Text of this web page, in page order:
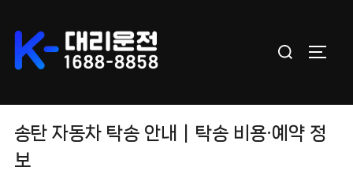
content
Search
송탄 자동차 탁송 안내｜탁송 비용·예약 정
보